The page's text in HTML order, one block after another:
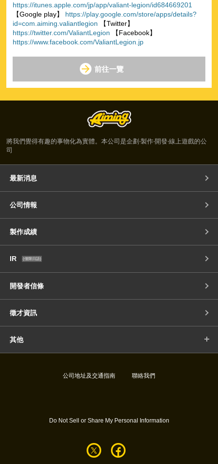
https://itunes.apple.com/jp/app/valiant-legion/id684669201
【Google play】 https://play.google.com/store/apps/details?
id=com.aiming.valiantlegion 【Twitter】
https://twitter.com/ValiantLegion 【Facebook】
https://www.facebook.com/ValiantLegion.jp
前往一覽
將我們覺得有趣的事物化為實體。本公司是企劃‧製作‧開發‧線上遊戲的公
司
最新消息
公司情報
製作成績
IR (僅限日語)
開發者信條
徵才資訊
其他
公司地址及交通指南 聯絡我們
Do Not Sell or Share My Personal Information